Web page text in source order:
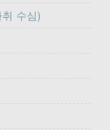
수심)